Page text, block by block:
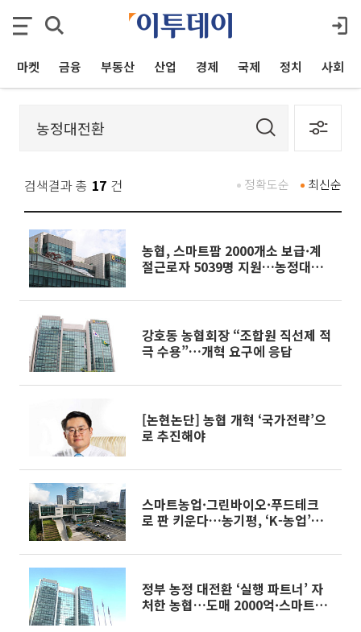
마켓 금융 부동산 산업 경제 국제 정치 사회
검색결과 총 17 건 최신순
정확도순
농협, 스마트팜 2000개소 보급·계
절근로자 5039명 지원…농정대전
강호동 농협회장 “조합원 직선제 적
극 수용”…개혁 요구에 응답
[논현논단] 농협 개혁 ‘국가전략’으
로 추진해야
스마트농업·그린바이오·푸드테크
로 판 키운다…농기평, ‘K-농업’
정부 농정 대전환 ‘실행 파트너’ 자
처한 농협…도매 2000억·스마트팜